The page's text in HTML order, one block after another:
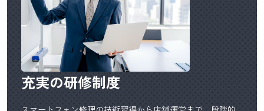
充実の研修制度